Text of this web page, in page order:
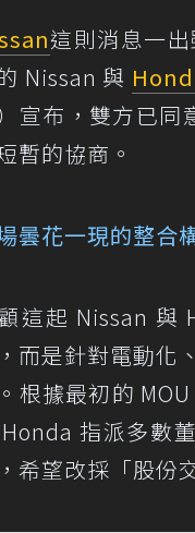
這則消息一
Nissan 與
宣布，雙方已同
暫的協商。
曇花一現的整合
這起 Nissan 與
而是針對電動化
根據最初的
指派多數
希望改採「股份